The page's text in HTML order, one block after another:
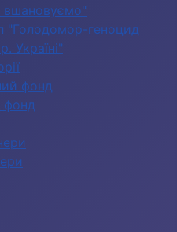
вшановуємо"
"Голодомор-геноцид
Україні"
фонд
фонд